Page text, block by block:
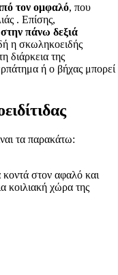
τον ομφαλό, που
. Επίσης,
πάνω δεξιά
η σκωληκοειδής
διάρκεια της
ή ο βήχας μπορεί
τα παρακάτω:
κοντά στον αφαλό και
κοιλιακή χώρα της